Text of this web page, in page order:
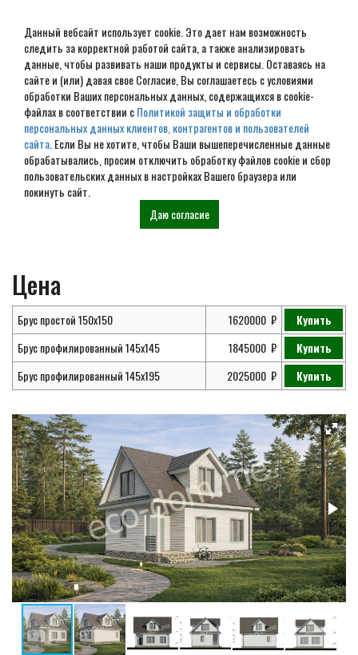
Данный вебсайт использует cookie. Это дает нам возможность
следить за корректной работой сайта, а также анализировать
данные, чтобы развивать наши продукты и сервисы. Оставаясь на
сайте и (или) давая свое Согласие, Вы соглашаетесь с условиями
обработки Ваших персональных данных, содержащихся в cookie-
файлах в соответствии сПолитикой защиты и обработки
персональных данных клиентов, контрагентов и пользователей
сайта . Если Вы не хотите, чтобы Ваши вышеперечисленные данные
обрабатывались, просим отключить обработку файлов cookie и сбор
пользовательских данных в настройках Вашего браузера или
покинуть сайт.
Даю согласие
Проект дома из бруса 7х9 №
ДБ-61
Главная Проекты
Дома из
Проект дома из бруса 7х9 № ДБ-61
Цена
Брус простой 150х150 1620000
Купить
Брус профилированный 145х145
1845000
Купить
Брус профилированный 145х195
2025000 Купить